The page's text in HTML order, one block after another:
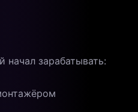
начал зарабатывать: